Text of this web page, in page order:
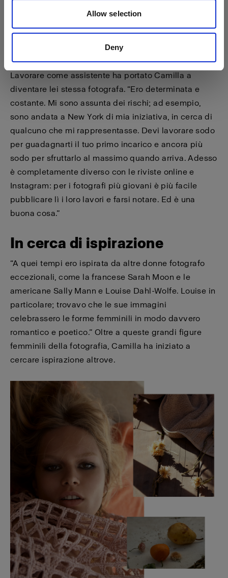
Allow selection
Deny
Lavorare come assistente ha portato Camilla a
diventare lei stessa fotografa. “Ero determinata e
costante. Mi sono assunta dei rischi; ad esempio,
sono andata a New York di mia iniziativa, in cerca di
qualcuno che mi rappresentasse. Devi lavorare sodo
per guadagnarti il tuo primo incarico e ancora più
sodo per sfruttarlo al massimo quando arriva. Adesso
è completamente diverso con le riviste online e
Instagram: per i fotografi più giovani è più facile
pubblicare lì i loro lavori e farsi notare. Ed è una
buona cosa.”
In cerca di ispirazione
“A quei tempi ero ispirata da altre donne fotografo
eccezionali, come la francese Sarah Moon e le
americane Sally Mann e Louise Dahl-Wolfe. Louise in
particolare; trovavo che le sue immagini
celebrassero le forme femminili in modo davvero
romantico e poetico.” Oltre a queste grandi figure
femminili della fotografia, Camilla ha iniziato a
cercare ispirazione altrove.